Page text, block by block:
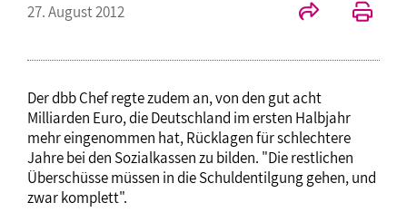
27. August 2012
Der dbb Chef regte zudem an, von den gut acht
Milliarden Euro, die Deutschland im ersten Halbjahr
mehr eingenommen hat, Rücklagen für schlechtere
Jahre bei den Sozialkassen zu bilden. "Die restlichen
Überschüsse müssen in die Schuldentilgung gehen, und
zwar komplett".